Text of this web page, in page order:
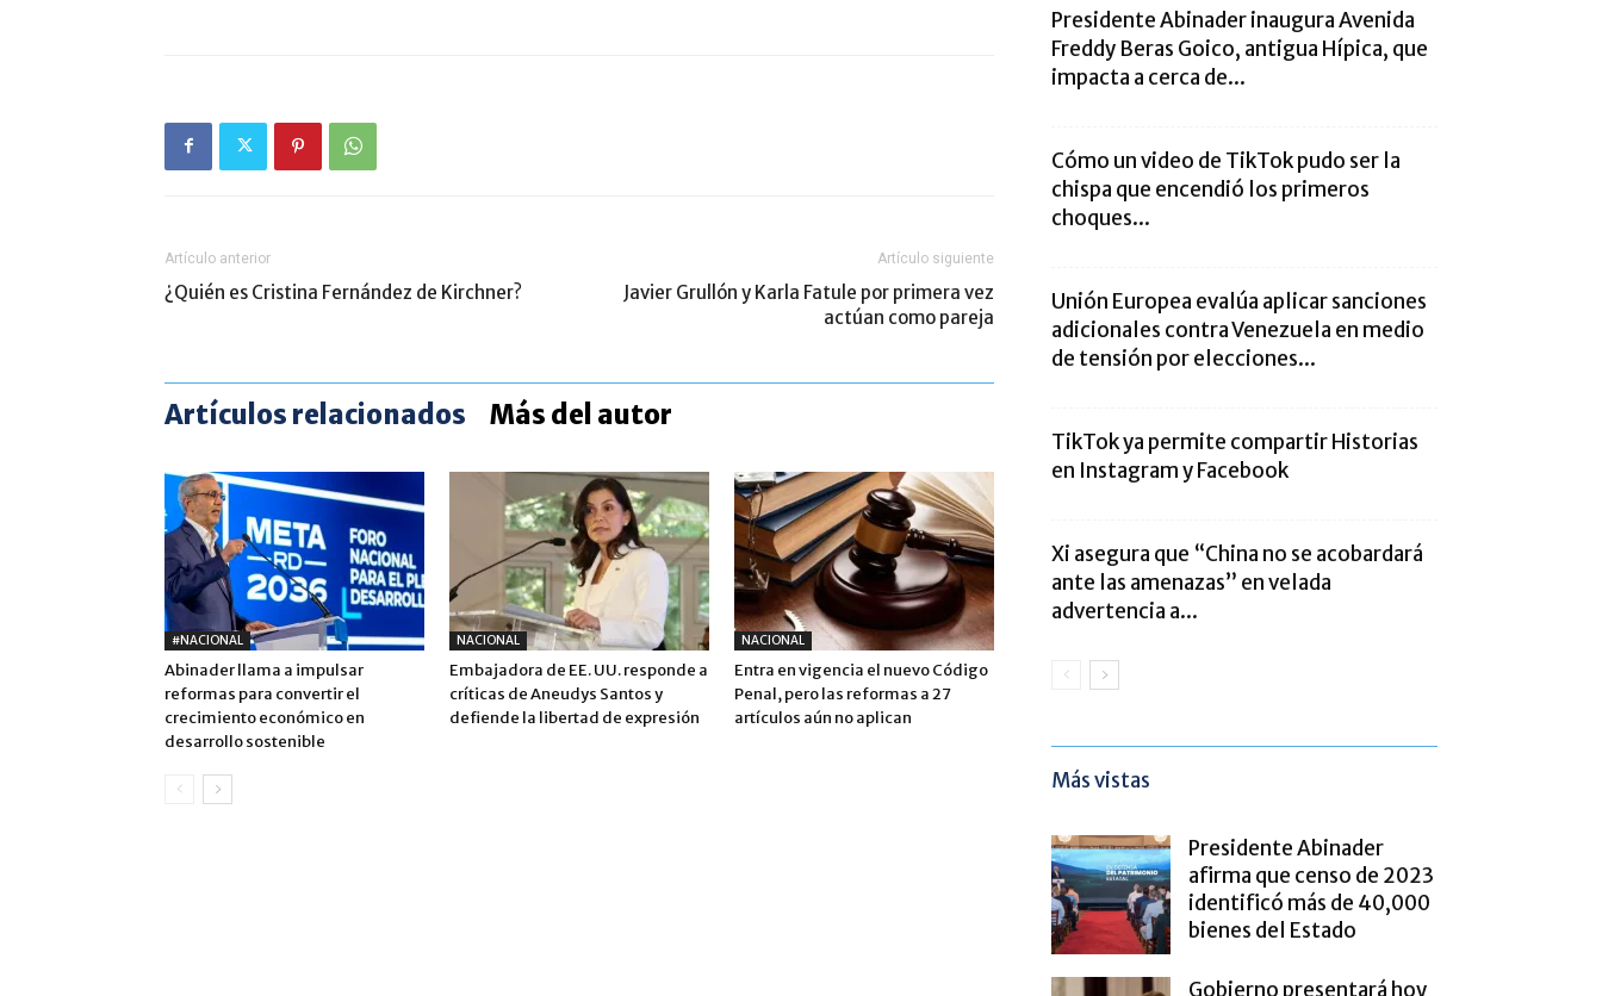
Artículo anterior
¿Quién es Cristina Fernández de Kirchner?
Artículo siguiente
Javier Grullón y Karla Fatule por primera vez
actúan como pareja
Artículos relacionados Más del autor
#NACIONAL
Abinader llama a impulsar
reformas para convertir el
crecimiento económico en
desarrollo sostenible
NACIONAL
Embajadora de EE. UU. responde a
críticas de Aneudys Santos y
defiende la libertad de expresión
NACIONAL
Entra en vigencia el nuevo Código
Penal, pero las reformas a 27
artículos aún no aplican
Presidente Abinader inaugura Avenida
Freddy Beras Goico, antigua Hípica, que
impacta a cerca de...
Cómo un video de TikTok pudo ser la
chispa que encendió los primeros
choques...
Unión Europea evalúa aplicar sanciones
adicionales contra Venezuela en medio
de tensión por elecciones...
TikTok ya permite compartir Historias
en Instagram y Facebook
Xi asegura que “China no se acobardará
ante las amenazas” en velada
advertencia a...
Más vistas
Presidente Abinader
afirma que censo de 2023
identificó más de 40,000
bienes del Estado
Gobierno presentará hoy